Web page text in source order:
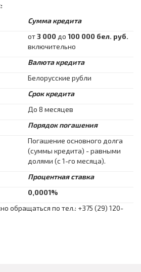
Сумма кредита
от3 000 до 100 000 бел. руб.
включительно
Валюта кредита
Белорусские рубли
Срок кредита
До 8 месяцев
Порядок погашения
Погашение основного долга
(суммы кредита) - равными
долями (с 1-го месяца).
Процентная ставка
0,0001%
обращаться по тел.: +375 (29) 120-